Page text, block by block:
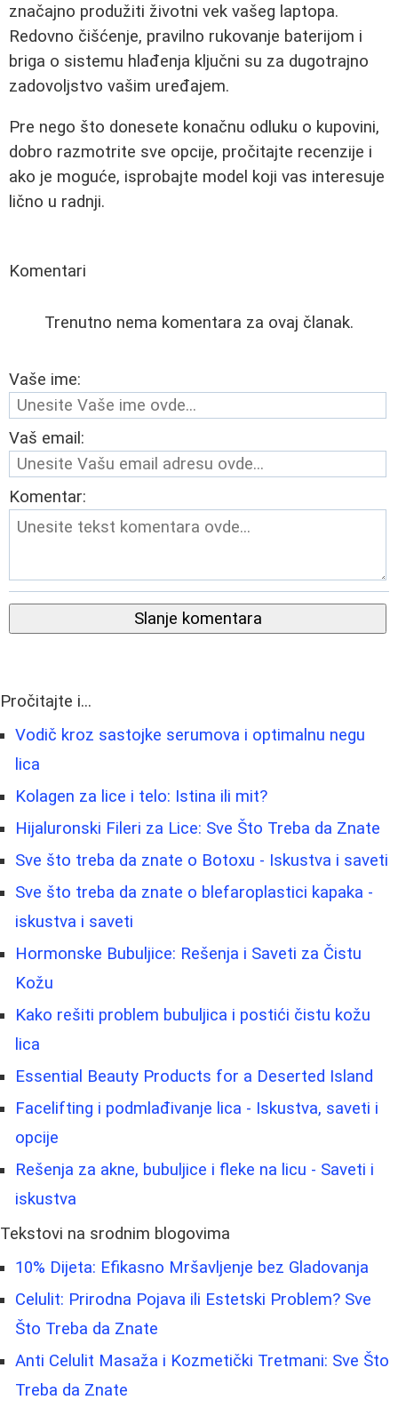
značajno produžiti životni vek vašeg laptopa.
Redovno čišćenje, pravilno rukovanje baterijom i
briga o sistemu hlađenja ključni su za dugotrajno
zadovoljstvo vašim uređajem.
Pre nego što donesete konačnu odluku o kupovini,
dobro razmotrite sve opcije, pročitajte recenzije i
ako je moguće, isprobajte model koji vas interesuje
lično u radnji.
Komentari
Trenutno nema komentara za ovaj članak.
Vaše ime:
Vaš email:
Komentar:
Slanje komentara
Pročitajte i...
Vodič kroz sastojke serumova i optimalnu negu
lica
Kolagen za lice i telo: Istina ili mit?
Hijaluronski Fileri za Lice: Sve Što Treba da Znate
Sve što treba da znate o Botoxu - Iskustva i saveti
Sve što treba da znate o blefaroplastici kapaka -
iskustva i saveti
Hormonske Bubuljice: Rešenja i Saveti za Čistu
Kožu
Kako rešiti problem bubuljica i postići čistu kožu
lica
Essential Beauty Products for a Deserted Island
Facelifting i podmlađivanje lica - Iskustva, saveti i
opcije
Rešenja za akne, bubuljice i fleke na licu - Saveti i
iskustva
Tekstovi na srodnim blogovima
10% Dijeta: Efikasno Mršavljenje bez Gladovanja
Celulit: Prirodna Pojava ili Estetski Problem? Sve
Što Treba da Znate
Anti Celulit Masaža i Kozmetički Tretmani: Sve Što
Treba da Znate